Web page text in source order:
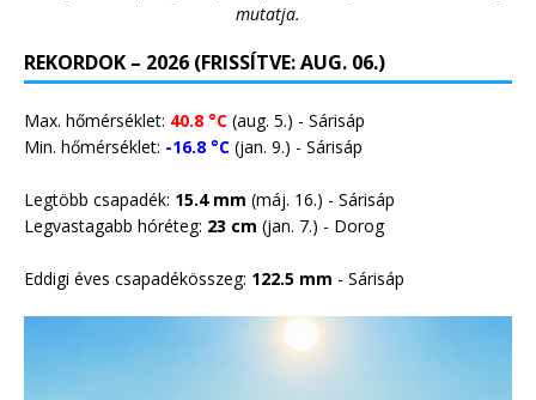
mutatja.
REKORDOK – 2026 (FRISSÍTVE: AUG. 06.)
Max. hőmérséklet: 40.8 °C (aug. 5.) - Sárisáp
Min. hőmérséklet: -16.8 °C (jan. 9.) - Sárisáp
Legtöbb csapadék: 15.4 mm (máj. 16.) - Sárisáp
Legvastagabb hóréteg: 23 cm (jan. 7.) - Dorog
Eddigi éves csapadékösszeg: 122.5 mm - Sárisáp